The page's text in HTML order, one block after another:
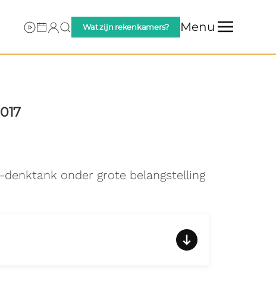
Wat zijn rekenkamers? Menu
onder grote belangstelling